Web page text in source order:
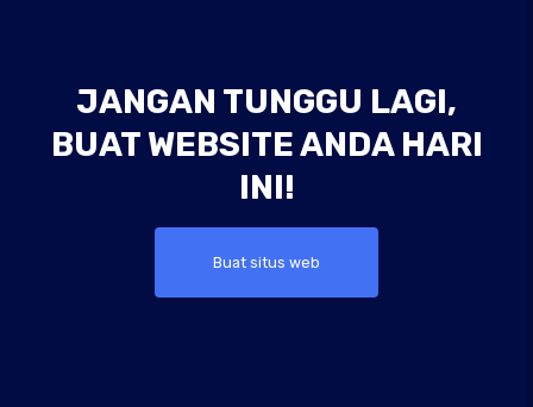
JANGAN TUNGGU LAGI,
BUAT WEBSITE ANDA HARI
INI!
Buat situs web